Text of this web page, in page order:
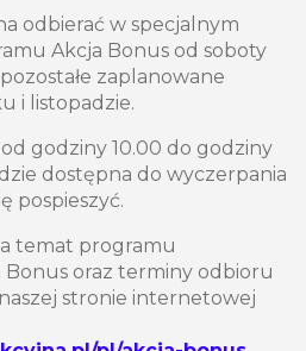
odbierać w specjalnym
Akcja Bonus od soboty
zaplanowane
i listopadzie.
godziny 10.00 do godziny
dostępna do wyczerpania
pospieszyć.
temat programu
Bonus oraz terminy odbioru
stronie internetowej